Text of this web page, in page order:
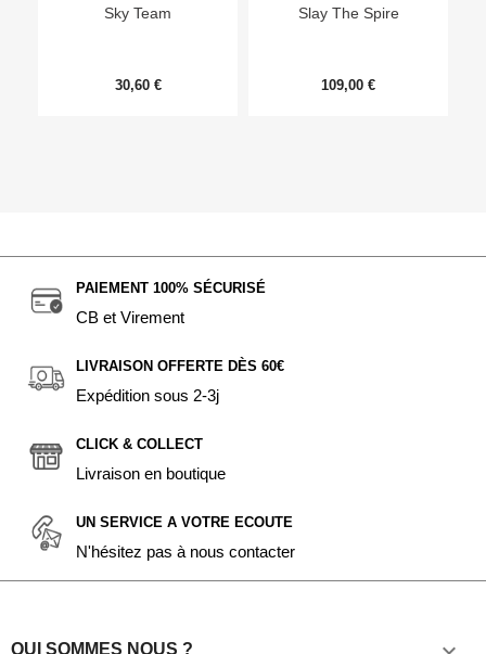
Sky Team
30,60 €
Slay The Spire
109,00 €
PAIEMENT 100% SÉCURISÉ
CB et Virement
LIVRAISON OFFERTE DÈS 60€
Expédition sous 2-3j
CLICK & COLLECT
Livraison en boutique
UN SERVICE A VOTRE ECOUTE
N'hésitez pas à nous contacter
QUI SOMMES NOUS ?